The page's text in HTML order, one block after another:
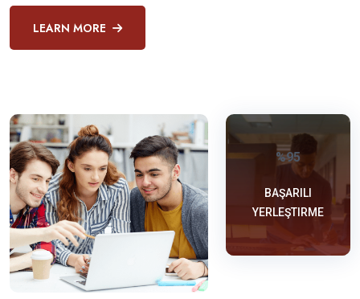
LEARN MORE
%95
BAŞARILI
YERLEŞTIRME